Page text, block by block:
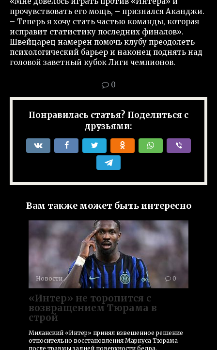
прочувствовать его мощь, – признался Аканджи.
– Теперь я хочу стать частью команды, которая
исправит статистику последних финалов».
Швейцарец намерен помочь клубу преодолеть
психологический барьер и наконец поднять над
головой заветный кубок Лиги чемпионов.
0
Понравилась статья? Поделиться с
друзьями:
Вам также может быть интересно
Новости 0
«Интер» не торопится с
возвращением Тюрама в
строй
Миланский «Интер» принял взвешенное решение
относительно восстановления Маркуса Тюрама
после травмы задней поверхности бедра,